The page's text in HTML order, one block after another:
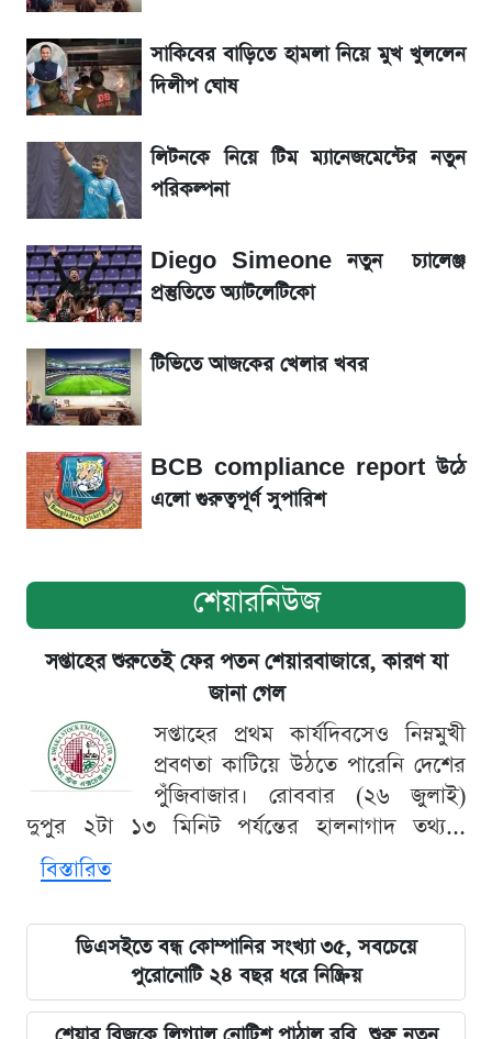
তাপমাত্রা নিয়ে নতুন পূর্বাভাস দিল আবহাওয়া অফিস
আগে দেখে নিন, আজকের সোনার নতুন দাম
রবির বড় সাফল্য! আয় কম বাড়লেও রেকর্ড মুনাফা ও
গ্রাহক বৃদ্ধি
টিভিতে আজকের খেলা (৭ আগস্ট)
সৌদিতে বাংলাদেশিদের আকামা নবায়নে বদলে গেল
নিয়ম
সাকিবের বাড়িতে হামলা নিয়ে মুখ খুললেন
দিলীপ ঘোষ
লিটনকে নিয়ে টিম ম্যানেজমেন্টের নতুন
পরিকল্পনা
Diego Simeone নতুন চ্যালেঞ্জ
প্রস্তুতিতে অ্যাটলেটিকো
টিভিতে আজকের খেলার খবর
BCB compliance report উঠে
এলো গুরুত্বপূর্ণ সুপারিশ
শেয়ারনিউজ
সপ্তাহের শুরুতেই ফের পতন শেয়ারবাজারে, কারণ যা
জানা গেল
সপ্তাহের প্রথম কার্যদিবসেও নিম্নমুখী
প্রবণতা কাটিয়ে উঠতে পারেনি দেশের
পুঁজিবাজার। রোববার (২৬ জুলাই)
দুপুর ২টা ১৩ মিনিট পর্যন্তের হালনাগাদ তথ্য...
বিস্তারিত
ডিএসইতে বন্ধ কোম্পানির সংখ্যা ৩৫, সবচেয়ে
পুরোনোটি ২৪ বছর ধরে নিষ্ক্রিয়